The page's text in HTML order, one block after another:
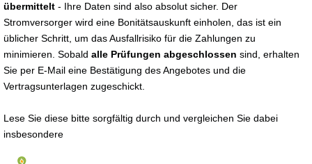
übermittelt - Ihre Daten sind also absolut sicher. Der
Stromversorger wird eine Bonitätsauskunft einholen, das ist ein
üblicher Schritt, um das Ausfallrisiko für die Zahlungen zu
minimieren. Sobald alle Prüfungen abgeschlossen sind, erhalten
Sie per E-Mail eine Bestätigung des Angebotes und die
Vertragsunterlagen zugeschickt.
Lese Sie diese bitte sorgfältig durch und vergleichen Sie dabei
insbesondere